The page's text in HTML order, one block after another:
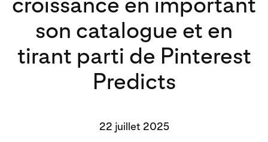
son catalogue et en
tirant parti de Pinterest
Predicts
22 juillet 2025